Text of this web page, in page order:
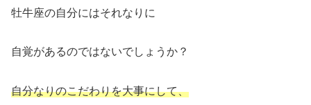
牡牛座の自分にはそれなりに
自覚があるのではないでしょうか？
自分なりのこだわりを大事にして、